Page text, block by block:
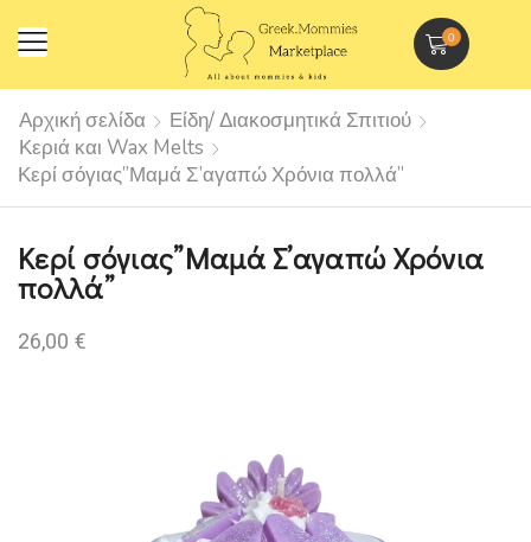
0
Αρχική σελίδα
Είδη/ Διακοσμητικά Σπιτιού
Κεριά και Wax Melts
Κερί σόγιας”Μαμά Σ’αγαπώ Χρόνια πολλά”
Κερί σόγιας”Μαμά Σ’αγαπώ Χρόνια
πολλά”
26,00 €